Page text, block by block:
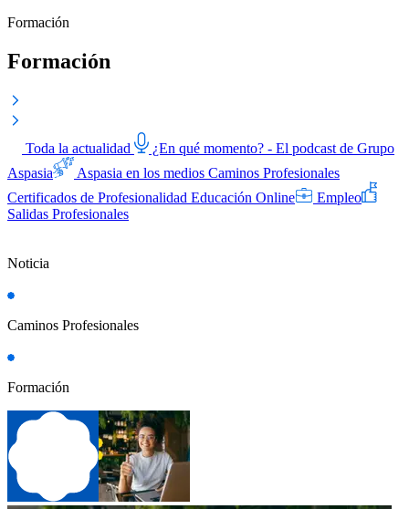
Formación
Formación
Toda la actualidad
¿En qué momento? - El podcast de Grupo
Aspasia
Aspasia en los medios Caminos Profesionales
Certificados de Profesionalidad Educación Online
Empleo
Salidas Profesionales
Noticia
Caminos Profesionales
Formación